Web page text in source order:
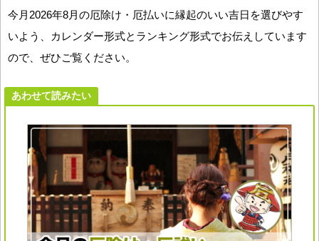
今月2026年8月の厄除け・厄払いに縁起のいい吉日を選びやす
いよう、カレンダー形式とランキング形式でお伝えしています
ので、ぜひご覧ください。
あわせて読みたい